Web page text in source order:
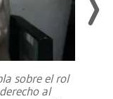
sobre el rol
al